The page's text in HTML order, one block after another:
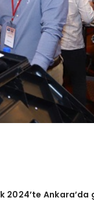
k 2024’te Ankara’da